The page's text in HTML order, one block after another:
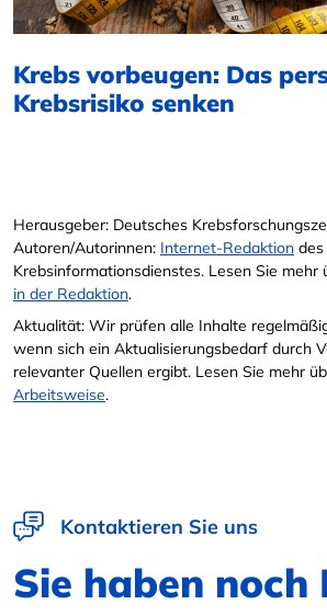
Krebs vorbeugen: Das
Krebsrisiko senken
Herausgeber: Deutsches
Autoren/Autorinnen: Internet-Redaktion des
Krebsinformationsdienstes. Lesen Sie mehr
in der Redaktion.
Aktualität: Wir prüfen alle Inhalte
wenn sich ein Aktualisierungsbedarf durch
relevanter Quellen ergibt. Lesen Sie mehr
Arbeitsweise.
Kontaktieren Sie uns
Sie haben noch